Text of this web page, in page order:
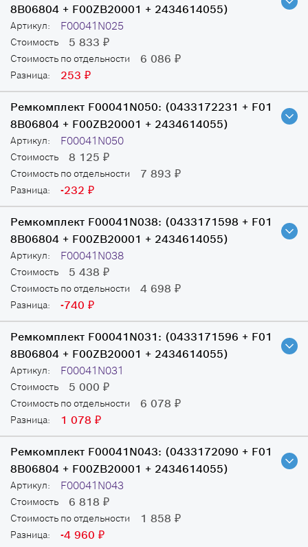
Артикул: F00041N025
8B06804 + F00ZB20001 + 2434614055)
Стоимость 5 833 ₽
Стоимость по отдельности 6 086 ₽
Разница: 253 ₽
Артикул: F00041N050
Ремкомплект F00041N050: (0433172231 + F01
8B06804 + F00ZB20001 + 2434614055)
Стоимость 8 125 ₽
Стоимость по отдельности 7 893 ₽
Разница: -232 ₽
Артикул: F00041N038
Ремкомплект F00041N038: (0433171598 + F01
8B06804 + F00ZB20001 + 2434614055)
Стоимость 5 438 ₽
Стоимость по отдельности 4 698 ₽
Разница: -740 ₽
Артикул: F00041N031
Ремкомплект F00041N031: (0433171596 + F01
8B06804 + F00ZB20001 + 2434614055)
Стоимость 5 000 ₽
Стоимость по отдельности 6 078 ₽
Разница: 1 078 ₽
Артикул: F00041N043
Ремкомплект F00041N043: (0433172090 + F01
8B06804 + F00ZB20001 + 2434614055)
Стоимость 6 818 ₽
Стоимость по отдельности 1 858 ₽
Разница: -4 960 ₽